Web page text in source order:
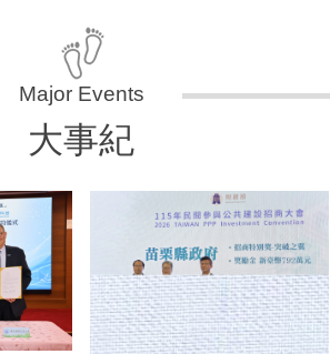
大事紀